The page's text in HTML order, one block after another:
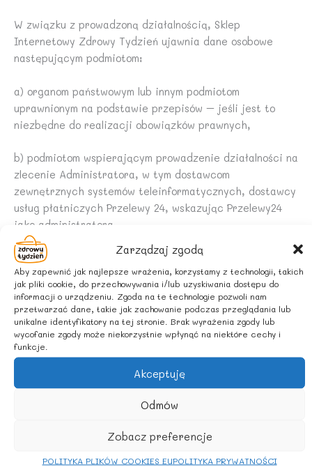
Zarządzaj zgodą
Aby zapewnić jak najlepsze wrażenia, korzystamy z technologii, takich
jak pliki cookie, do przechowywania i/lub uzyskiwania dostępu do
informacji o urządzeniu. Zgoda na te technologie pozwoli nam
przetwarzać dane, takie jak zachowanie podczas przeglądania lub
unikalne identyfikatory na tej stronie. Brak wyrażenia zgody lub
wycofanie zgody może niekorzystnie wpłynąć na niektóre cechy i
funkcje.
Akceptuję
Odmów
Zobacz preferencje
POLITYKA PLIKÓW COOKIES EUPOLITYKA PRYWATNOŚCI
W związku z prowadzoną działalnością, Sklep
Internetowy Zdrowy Tydzień ujawnia dane osobowe
następującym podmiotom:
a) organom państwowym lub innym podmiotom
uprawnionym na podstawie przepisów – jeśli jest to
niezbędne do realizacji obowiązków prawnych,
b) podmiotom wspierającym prowadzenie działalności na
zlecenie Administratora, w tym dostawcom
zewnętrznych systemów teleinformatycznych, dostawcy
usług płatniczych Przelewy 24, wskazując Przelewy24
jako administratora
otrzymanych danych, podwykonawcom, podmiotom
audytującym działalność, rzeczoznawcom oraz
podmiotom współpracującym w kampaniach
marketingowych – podmioty te przetwarzają dane na
podstawie umowy i wyłącznie zgodnie z poleceniami
Administratora,
c) bankom – w zakresie niezbędnym do prowadzenia
d) podmiotom świadczącym usługi księgowe i prawne –
dochodzenia i obrony roszczeń,